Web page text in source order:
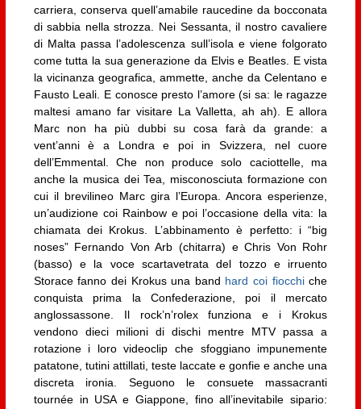
carriera, conserva quell’amabile raucedine da bocconata
di sabbia nella strozza. Nei Sessanta, il nostro cavaliere
di Malta passa l’adolescenza sull’isola e viene folgorato
come tutta la sua generazione da Elvis e Beatles. E vista
la vicinanza geografica, ammette, anche da Celentano e
Fausto Leali. E conosce presto l’amore (si sa: le ragazze
maltesi amano far visitare La Valletta, ah ah). E allora
Marc non ha più dubbi su cosa farà da grande: a
vent’anni è a Londra e poi in Svizzera, nel cuore
dell’Emmental. Che non produce solo caciottelle, ma
anche la musica dei Tea, misconosciuta formazione con
cui il brevilineo Marc gira l’Europa. Ancora esperienze,
un’audizione coi Rainbow e poi l’occasione della vita: la
chiamata dei Krokus. L’abbinamento è perfetto: i “big
noses” Fernando Von Arb (chitarra) e Chris Von Rohr
(basso) e la voce scartavetrata del tozzo e irruento
Storace fanno dei Krokus una band hard coi fiocchiche
conquista prima la Confederazione, poi il mercato
anglossassone. Il rock’n’rolex funziona e i Krokus
vendono dieci milioni di dischi mentre MTV passa a
rotazione i loro videoclip che sfoggiano impunemente
patatone, tutini attillati, teste laccate e gonfie e anche una
discreta ironia. Seguono le consuete massacranti
tournée in USA e Giappone, fino all’inevitabile sipario: